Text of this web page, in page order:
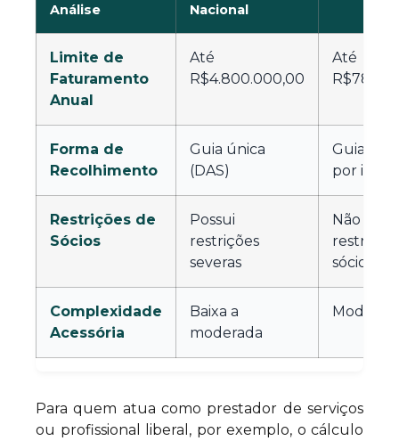
Análise
Nacional
Limite de
Faturamento
Anual
Até
R$4.800.000,00
Até
Forma de
Recolhimento
Guia única
(DAS)
Guias
por
Restrições de
Sócios
Possui
restrições
severas
Não
sócios
Complexidade
Acessória
Baixa a
moderada
Para quem atua como prestador de serviços
ou profissional liberal, por exemplo, o cálculo